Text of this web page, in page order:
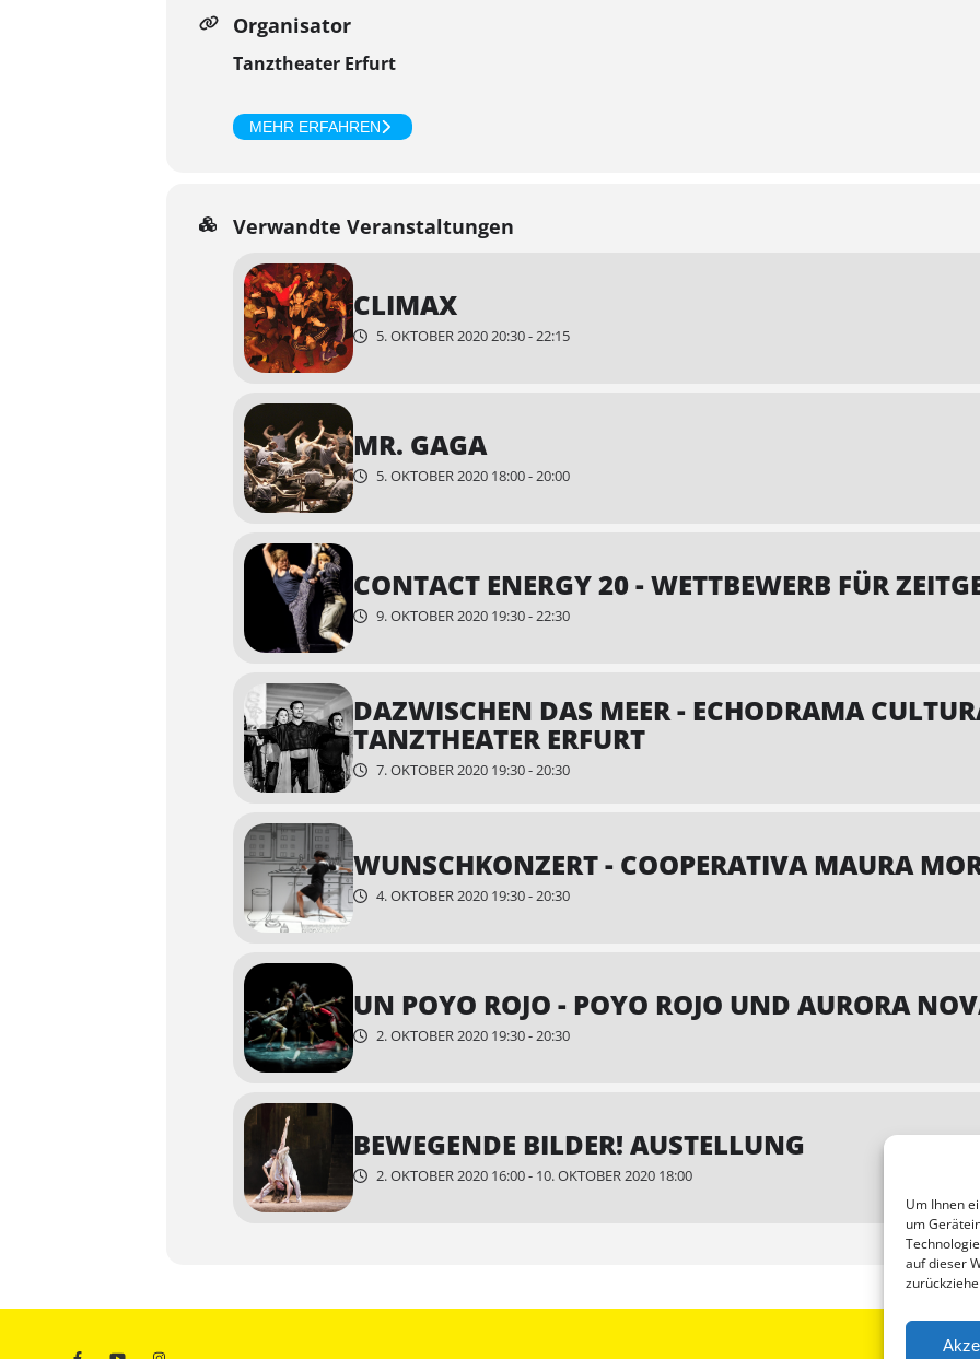
Um Ihnen
um
auf dieser
Organisator
Tanztheater Erfurt
MEHR ERFAHREN
Verwandte Veranstaltungen
CLIMAX
5. OKTOBER 2020 20:30 - 22:15
MR. GAGA
5. OKTOBER 2020 18:00 - 20:00
CONTACT ENERGY 20 - WETTBEWERB FÜR
9. OKTOBER 2020 19:30 - 22:30
DAZWISCHEN DAS MEER - ECHODRAMA
TANZTHEATER ERFURT
7. OKTOBER 2020 19:30 - 20:30
WUNSCHKONZERT - COOPERATIVA MAURA
4. OKTOBER 2020 19:30 - 20:30
UN POYO ROJO - POYO ROJO UND AURORA
2. OKTOBER 2020 19:30 - 20:30
BEWEGENDE BILDER! AUSTELLUNG
2. OKTOBER 2020 16:00 - 10. OKTOBER 2020 18:00